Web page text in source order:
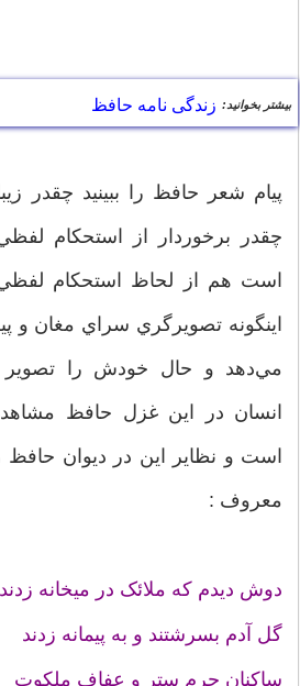
بیشتر بخوانید: زندگی نامه حافظ
پيام شعر حافظ را ببينيد چقدر
چقدر برخوردار از استحکام
است هم از لحاظ استحکام
اينگونه تصويرگري سراي مغان و
مي‌دهد و حال خودش را تصوير
انسان در اين غزل حافظ
است و نظاير اين در ديوان
معروف :
دوش ديدم که ملائک در ميخانه زدند
گل آدم بسرشتند و به پيمانه زدند
ساکنان حرم ستر و عفاف ملکوت